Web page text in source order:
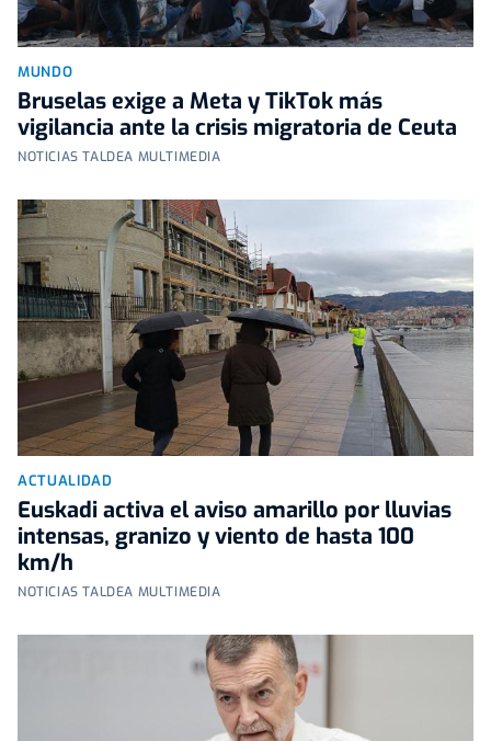
MUNDO
Bruselas exige a Meta y TikTok más
vigilancia ante la crisis migratoria de Ceuta
NOTICIAS TALDEA MULTIMEDIA
ACTUALIDAD
Euskadi activa el aviso amarillo por lluvias
intensas, granizo y viento de hasta 100
km/h
NOTICIAS TALDEA MULTIMEDIA